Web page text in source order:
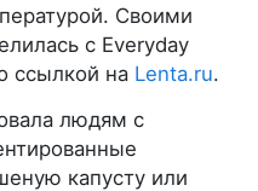
Своими
с Everyday
ссылкой на Lenta.ru.
людям с
капусту или